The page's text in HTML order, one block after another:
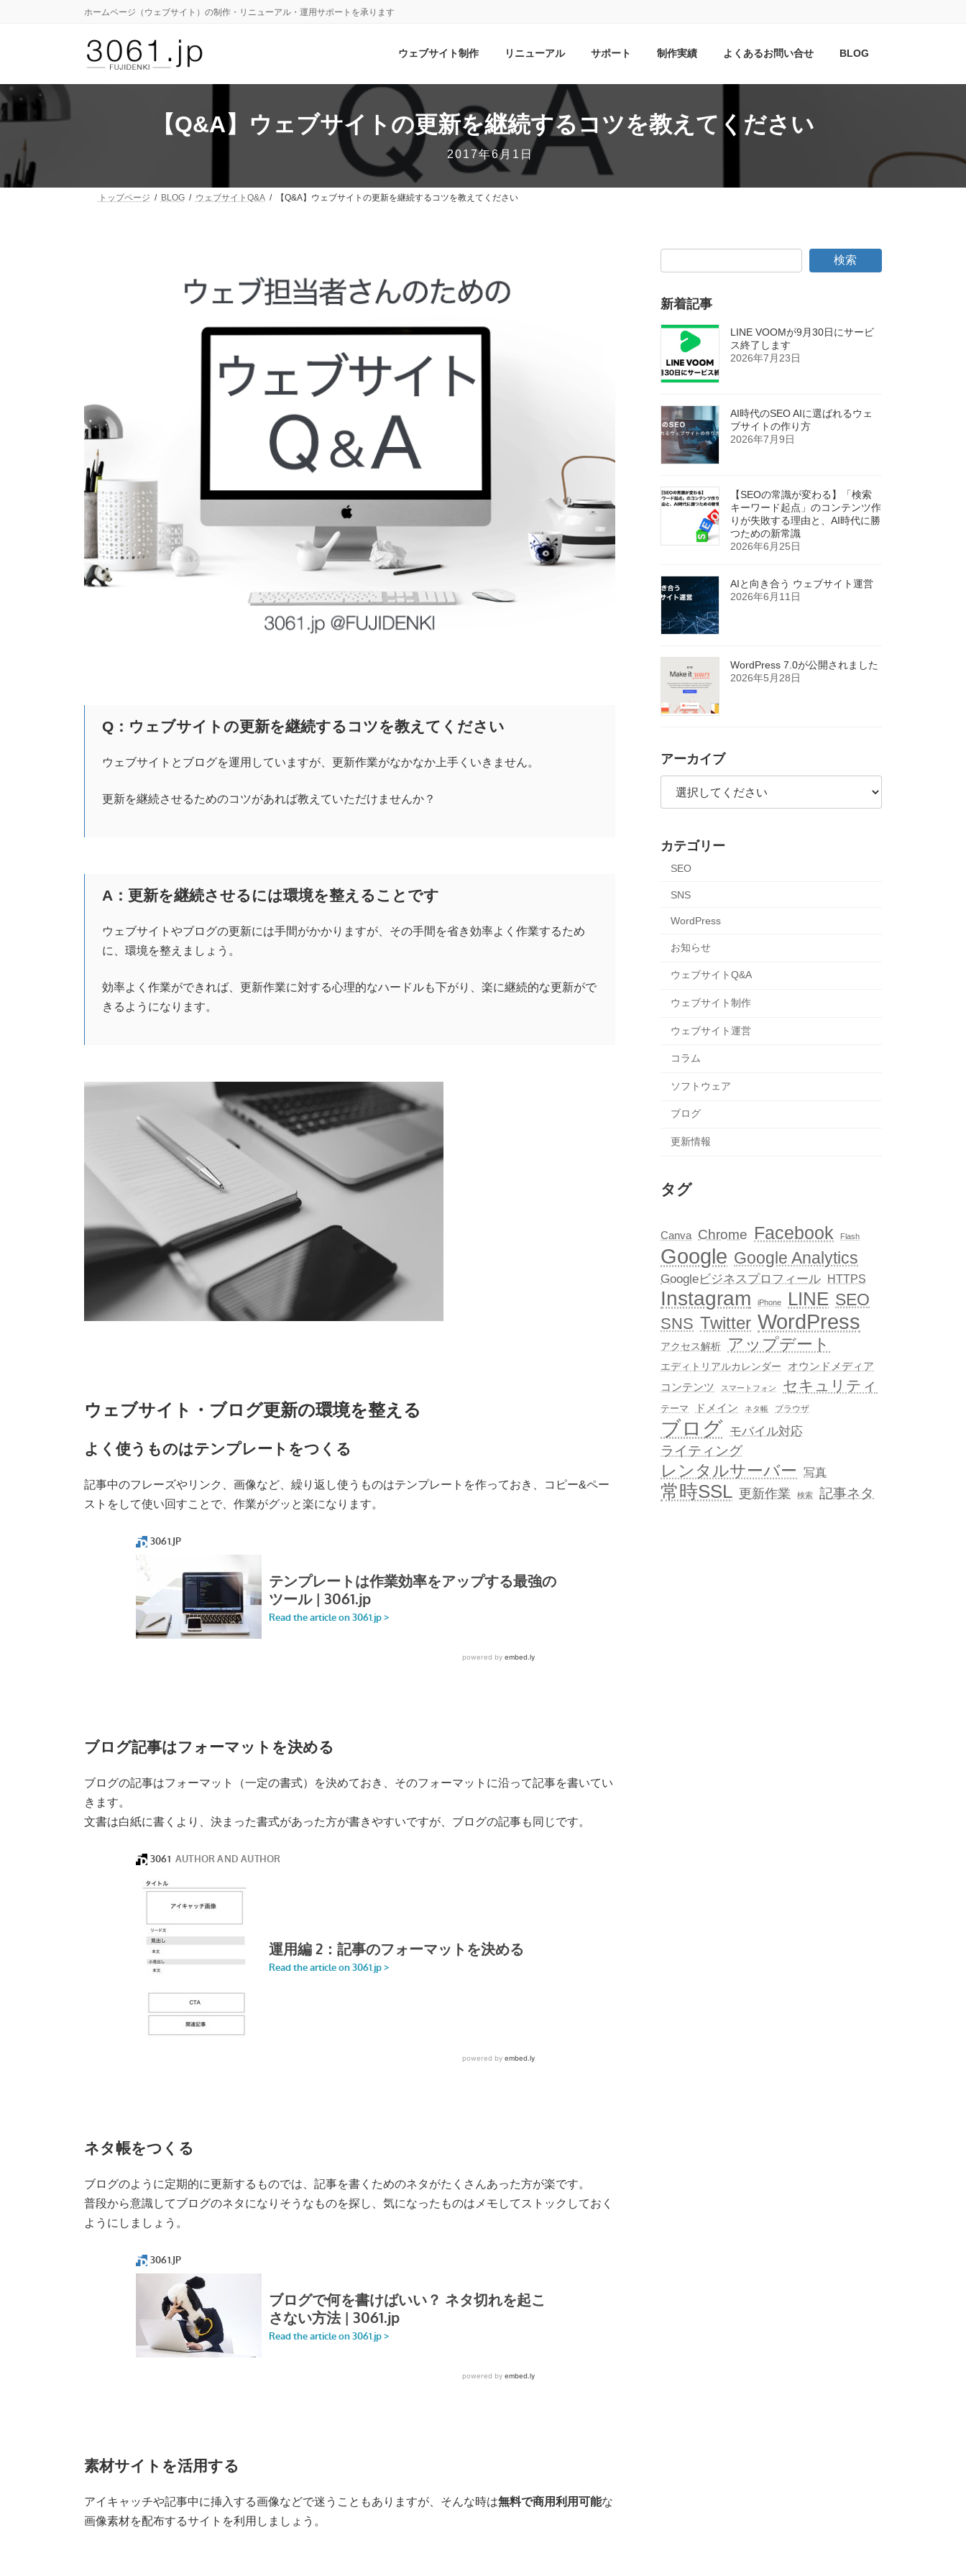
へ
ス
キ
ョ
ン
に
ホームページ（ウェブサイト）の制作・リニューアル・運用サポートを承ります
ウェブサイト制作 リニューアル サポート 制作実績 よくあるお問い合せ BLOG
【Q&A】ウェブサイトの更新を継続するコツを教えてください
2017年6月1日
トップページ BLOG ウェブサイトQ&A 【Q&A】ウェブサイトの更新を継続するコツを教えてください
Q：ウェブサイトの更新を継続するコツを教えてください
ウェブサイトとブログを運用していますが、更新作業がなかなか上手くいきません。
更新を継続させるためのコツがあれば教えていただけませんか？
A：更新を継続させるには環境を整えることです
ウェブサイトやブログの更新には手間がかかりますが、その手間を省き効率よく作業するため
に、環境を整えましょう。
効率よく作業ができれば、更新作業に対する心理的なハードルも下がり、楽に継続的な更新がで
きるようになります。
ウェブサイト・ブログ更新の環境を整える
よく使うものはテンプレートをつくる
記事中のフレーズやリンク、画像など、繰り返し使うものはテンプレートを作っておき、コピー&ペー
ストをして使い回すことで、作業がグッと楽になります。
ブログ記事はフォーマットを決める
ブログの記事はフォーマット（一定の書式）を決めておき、そのフォーマットに沿って記事を書いてい
きます。
文書は白紙に書くより、決まった書式があった方が書きやすいですが、ブログの記事も同じです。
ネタ帳をつくる
ブログのように定期的に更新するものでは、記事を書くためのネタがたくさんあった方が楽です。
普段から意識してブログのネタになりそうなものを探し、気になったものはメモしてストックしておく
ようにしましょう。
素材サイトを活用する
アイキャッチや記事中に挿入する画像などで迷うこともありますが、そんな時は無料で商用利用可能な
画像素材を配布するサイトを利用しましょう。
検索
新着記事
LINE VOOMが9月30日にサービ
ス終了します
2026年7月23日
AI時代のSEO AIに選ばれるウェ
ブサイトの作り方
2026年7月9日
【SEOの常識が変わる】「検索
キーワード起点」のコンテンツ作
りが失敗する理由と、AI時代に勝
つための新常識
2026年6月25日
AIと向き合う ウェブサイト運営
2026年6月11日
WordPress 7.0が公開されました
2026年5月28日
アーカイブ
カテゴリー
SEO
SNS
WordPress
お知らせ
ウェブサイトQ&A
ウェブサイト制作
ウェブサイト運営
コラム
ソフトウェア
ブログ
更新情報
タグ
Canva Chrome Facebook Flash
Google Google Analytics
Googleビジネスプロフィール HTTPS
Instagram iPhone LINE SEO
SNS Twitter WordPress
アクセス解析 アップデート
エディトリアルカレンダー
オウンドメディア
コンテンツ
スマートフォン セキュリティ
テーマ ドメイン ネタ帳 ブラウザ
ブログ モバイル対応
ライティング
レンタルサーバー 写真
常時SSL 更新作業 検索 記事ネタ